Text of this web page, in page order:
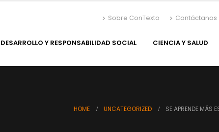
Sobre ConTexto Contáctanos
DESARROLLO Y RESPONSABILIDAD SOCIAL CIENCIA Y SALUD
HOME UNCATEGORIZED SE APRENDE MÁS